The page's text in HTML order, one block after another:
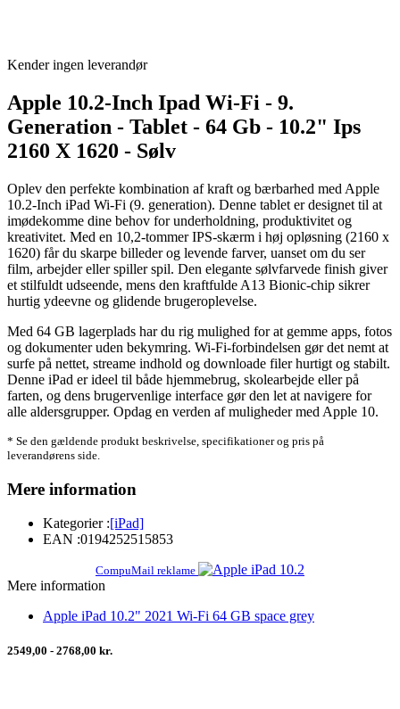
Kender ingen leverandør
Apple 10.2-Inch Ipad Wi-Fi - 9.
Generation - Tablet - 64 Gb - 10.2" Ips
2160 X 1620 - Sølv
Oplev den perfekte kombination af kraft og bærbarhed med Apple
10.2-Inch iPad Wi-Fi (9. generation). Denne tablet er designet til at
imødekomme dine behov for underholdning, produktivitet og
kreativitet. Med en 10,2-tommer IPS-skærm i høj opløsning (2160 x
1620) får du skarpe billeder og levende farver, uanset om du ser
film, arbejder eller spiller spil. Den elegante sølvfarvede finish giver
et stilfuldt udseende, mens den kraftfulde A13 Bionic-chip sikrer
hurtig ydeevne og glidende brugeroplevelse.
Med 64 GB lagerplads har du rig mulighed for at gemme apps, fotos
og dokumenter uden bekymring. Wi-Fi-forbindelsen gør det nemt at
surfe på nettet, streame indhold og downloade filer hurtigt og stabilt.
Denne iPad er ideel til både hjemmebrug, skolearbejde eller på
farten, og dens brugervenlige interface gør den let at navigere for
alle aldersgrupper. Opdag en verden af muligheder med Apple 10.
* Se den gældende produkt beskrivelse, specifikationer og pris på
leverandørens side.
Mere information
Kategorier :[iPad]
EAN :0194252515853
CompuMail reklame
Mere information
Apple iPad 10.2" 2021 Wi-Fi 64 GB space grey
2549,00 - 2768,00 kr.